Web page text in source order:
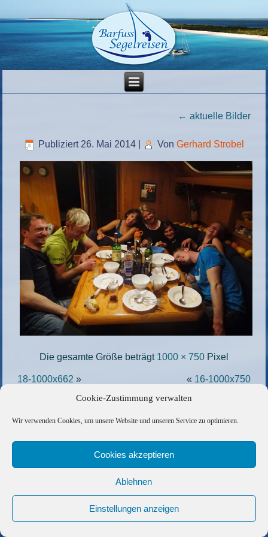
Cookie-Zustimmung verwalten
Wir verwenden Cookies, um unsere Website und unseren Service zu optimieren.
Cookies akzeptieren
Ablehnen
Einstellungen anzeigen
← aktuelle Bilder
Publiziert 26. Mai 2014 Von Gerhard Strobel
Die gesamte Größe beträgt 1000 × 750 Pixel
18-1000x662 » « 16-1000x750
Copyright © 2026 Barfuss Segelreisen GmbH
AGB|Befreundete Links